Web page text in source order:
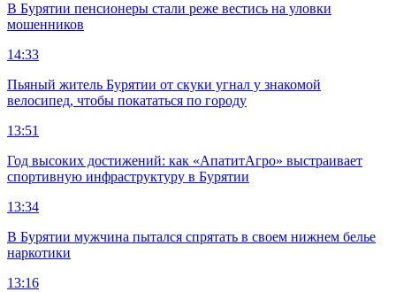
В Бурятии пенсионеры стали реже вестись на уловки
мошенников
14:33
Пьяный житель Бурятии от скуки угнал у знакомой
велосипед, чтобы покататься по городу
13:51
Год высоких достижений: как «АпатитАгро» выстраивает
спортивную инфраструктуру в Бурятии
13:34
В Бурятии мужчина пытался спрятать в своем нижнем белье
наркотики
13:16